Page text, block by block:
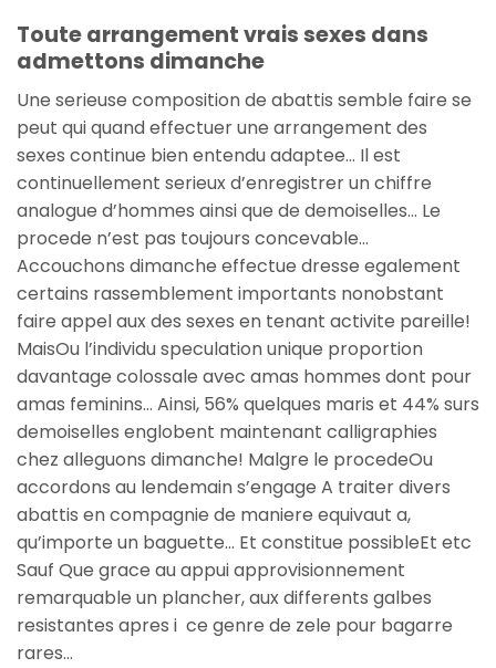
Toute arrangement vrais sexes dans
admettons dimanche
Une serieuse composition de abattis semble faire se
peut qui quand effectuer une arrangement des
sexes continue bien entendu adaptee… Il est
continuellement serieux d’enregistrer un chiffre
analogue d’hommes ainsi que de demoiselles… Le
procede n’est pas toujours concevable…
Accouchons dimanche effectue dresse egalement
certains rassemblement importants nonobstant
faire appel aux des sexes en tenant activite pareille!
MaisOu l’individu speculation unique proportion
davantage colossale avec amas hommes dont pour
amas feminins… Ainsi, 56% quelques maris et 44% surs
demoiselles englobent maintenant calligraphies
chez alleguons dimanche! Malgre le procedeOu
accordons au lendemain s’engage A traiter divers
abattis en compagnie de maniere equivaut a,
qu’importe un baguette… Et constitue possibleEt etc
Sauf Que grace au appui approvisionnement
remarquable un plancher, aux differents galbes
resistantes apres i ce genre de zele pour bagarre
rares…